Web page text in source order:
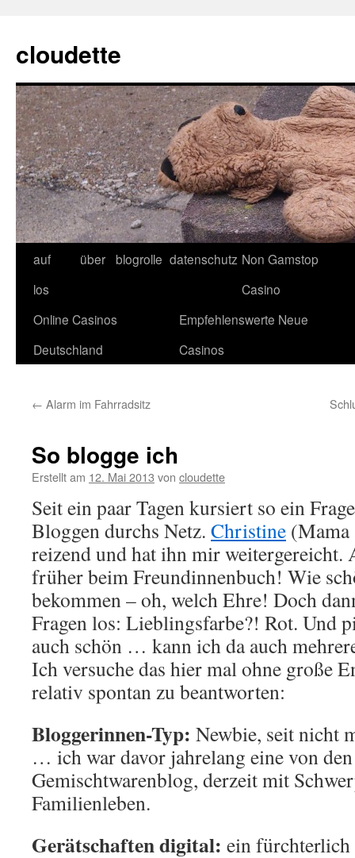
cloudette
auf
los
über blogrolle datenschutz Non Gamstop
Casino
Online Casinos
Deutschland
Empfehlenswerte Neue
Casinos
← Alarm im Fahrradsitz
So blogge ich
Erstellt am 12. Mai 2013 von cloudette
Seit ein paar Tagen kursiert so ein
Bloggen durchs Netz. Christine (Mama
reizend und hat ihn mir weitergereicht.
früher beim Freundinnenbuch! Wie
bekommen – oh, welch Ehre! Doch
Fragen los: Lieblingsfarbe?! Rot. Und
auch schön … kann ich da auch
Ich versuche das hier mal ohne große
relativ spontan zu beantworten:
Bloggerinnen-Typ: Newbie, seit nicht
… ich war davor jahrelang eine von
Gemischtwarenblog, derzeit mit
Familienleben.
Gerätschaften digital: ein fürchterlich